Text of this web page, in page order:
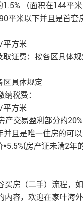
1.5% （面积在144平
平米以下并且是首套
平方米
取证费：按各区具体
区具体规定
纳税费：
平方米
产交易盈利部分的
并且是唯一住房的可以
*5.5%(房产证未满2年
买房（二手）流程，
内容，欢迎在家叶海外